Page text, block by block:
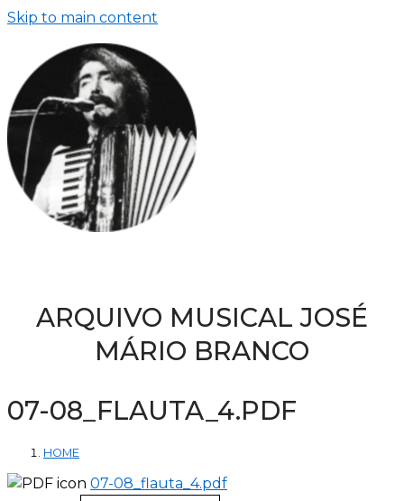
Skip to main content
ARQUIVO MUSICAL JOSÉ
MÁRIO BRANCO
07-08_FLAUTA_4.PDF
HOME
07-08_flauta_4.pdf